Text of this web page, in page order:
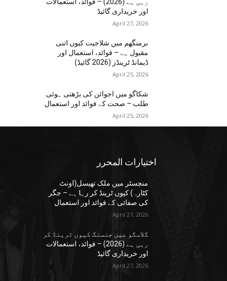
رہی ہے (2026) – فوائد، استعمالات
اور خریداری گائیڈ
April 27, 2026
برمنگھم میں شلاجیت کیوں اتنی
مقبول ہے – فوائد، استعمال اور
ڈیمانڈ ٹرینڈز (2026 گائیڈ)
April 25, 2026
شکاگو میں اجوائن کی بڑھتی ہوئی
طلب – صحت کے فوائد اور استعمال
April 25, 2026
اختيارات المحرر
منچسٹر میں ملک تھیسل(اونٹ
کٹارہ) کیوں ٹرینڈ کر رہا ہے – جگر
کی صفائی کے فوائد اور استعمال
April 27, 2026
گلاسگو میں جنسنگ کیوں ٹرینڈ کر
رہی ہے (2026) – فوائد، استعمالات
اور خریداری گائیڈ
April 27, 2026